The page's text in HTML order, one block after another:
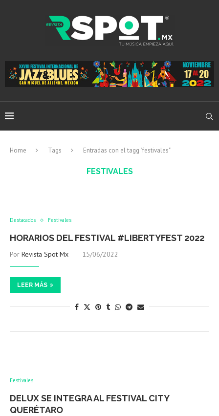
Home Tags Entradas con el tagg "festivales"
FESTIVALES
Destacados Festivales
HORARIOS DEL FESTIVAL #LIBERTYFEST 2022
Por Revista Spot Mx 15/06/2022
LEER MÁS
Festivales
DELUX SE INTEGRA AL FESTIVAL CITY
QUERÉTARO